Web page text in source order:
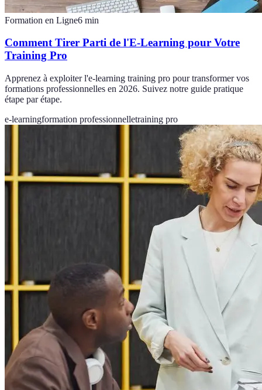
Formation en Ligne6 min
Comment Tirer Parti de l'E-Learning pour Votre
Training Pro
Apprenez à exploiter l'e-learning training pro pour transformer vos
formations professionnelles en 2026. Suivez notre guide pratique
étape par étape.
e-learningformation professionnelletraining pro